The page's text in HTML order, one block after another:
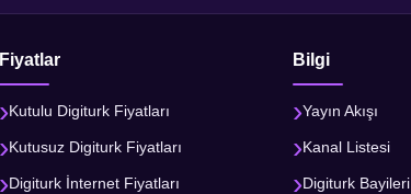
Fiyatlar
Kutulu Digiturk Fiyatları
Kutusuz Digiturk Fiyatları
Digiturk İnternet Fiyatları
Bilgi
Yayın Akışı
Kanal Listesi
Digiturk Bayileri